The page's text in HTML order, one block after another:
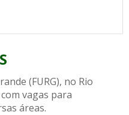
(FURG), no Rio
vagas para
áreas.